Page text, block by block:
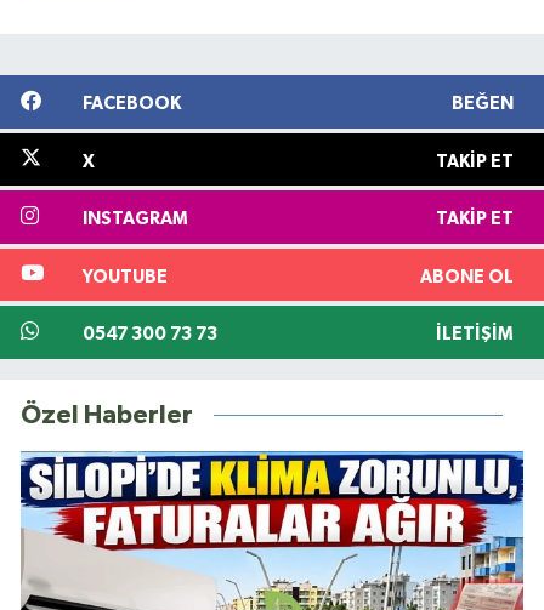
FACEBOOK BEĞEN
X TAKIP ET
INSTAGRAM TAKIP ET
YOUTUBE ABONE OL
0547 300 73 73 İLETIŞIM
Özel Haberler